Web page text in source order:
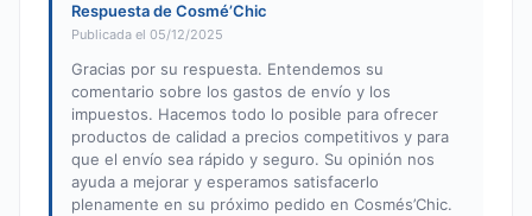
Respuesta de Cosmé’Chic
Publicada el 05/12/2025
Gracias por su respuesta. Entendemos su
comentario sobre los gastos de envío y los
impuestos. Hacemos todo lo posible para ofrecer
productos de calidad a precios competitivos y para
que el envío sea rápido y seguro. Su opinión nos
ayuda a mejorar y esperamos satisfacerlo
plenamente en su próximo pedido en Cosmés’Chic.